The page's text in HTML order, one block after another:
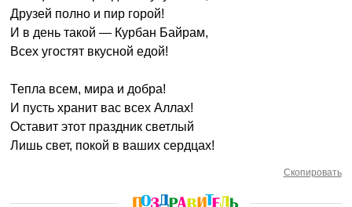
Друзей полно и пир горой!
И в день такой — Курбан Байрам,
Всех угостят вкусной едой!
Тепла всем, мира и добра!
И пусть хранит вас всех Аллах!
Оставит этот праздник светлый
Лишь свет, покой в ваших сердцах!
Скопировать